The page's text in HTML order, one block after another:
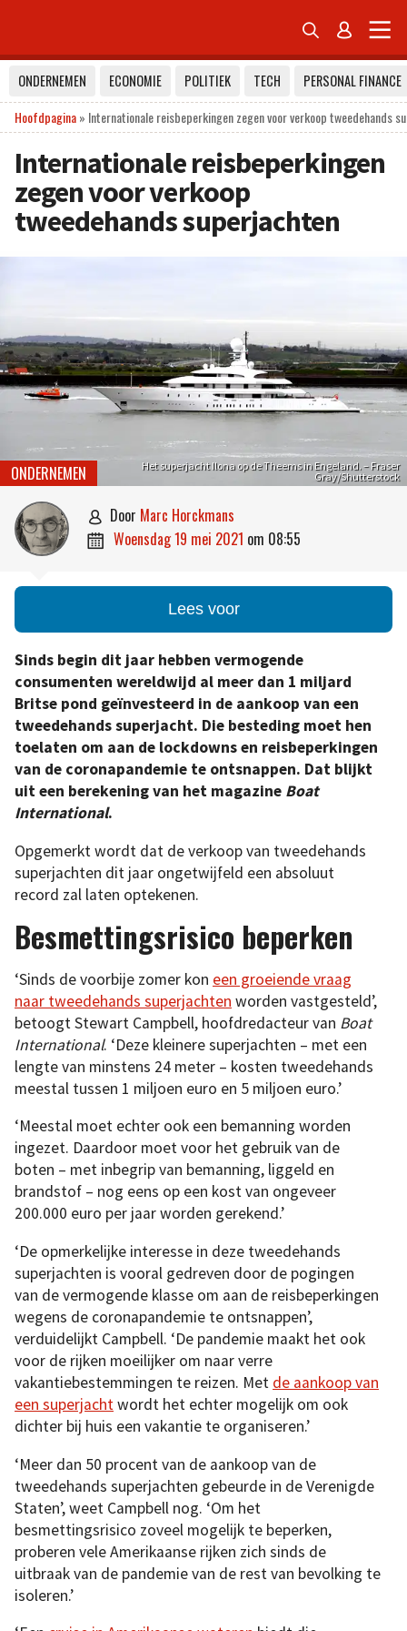
 
ONDERNEMEN ECONOMIE POLITIEK TECH
PERSONAL FINANCE
Hoofdpagina» Internationale reisbeperkingen zegen voor verkoop tweedehands
Internationale reisbeperkingen
zegen voor verkoop
tweedehands superjachten
Het superjacht Ilona op de Theems in Engeland. – Fraser
Gray/Shutterstock
ONDERNEMEN
 door Marc Horckmans
 woensdag 19 mei 2021 om 08:55
Lees voor
Sinds begin dit jaar hebben vermogende
consumenten wereldwijd al meer dan 1 miljard
Britse pond geïnvesteerd in de aankoop van een
tweedehands superjacht. Die besteding moet hen
toelaten om aan de lockdowns en reisbeperkingen
van de coronapandemie te ontsnappen. Dat blijkt
uit een berekening van het magazine Boat
International.
Opgemerkt wordt dat de verkoop van tweedehands
superjachten dit jaar ongetwijfeld een absoluut
record zal laten optekenen.
Besmettingsrisico beperken
‘Sinds de voorbije zomer kon een groeiende vraag
naar tweedehands superjachten worden vastgesteld’,
betoogt Stewart Campbell, hoofdredacteur van Boat
International. ‘Deze kleinere superjachten – met een
lengte van minstens 24 meter – kosten tweedehands
meestal tussen 1 miljoen euro en 5 miljoen euro.’
‘Meestal moet echter ook een bemanning worden
ingezet. Daardoor moet voor het gebruik van de
boten – met inbegrip van bemanning, liggeld en
brandstof – nog eens op een kost van ongeveer
200.000 euro per jaar worden gerekend.’
‘De opmerkelijke interesse in deze tweedehands
superjachten is vooral gedreven door de pogingen
van de vermogende klasse om aan de reisbeperkingen
wegens de coronapandemie te ontsnappen’,
verduidelijkt Campbell. ‘De pandemie maakt het ook
voor de rijken moeilijker om naar verre
vakantiebestemmingen te reizen. Met de aankoop van
een superjachtwordt het echter mogelijk om ook
dichter bij huis een vakantie te organiseren.’
‘Meer dan 50 procent van de aankoop van de
tweedehands superjachten gebeurde in de Verenigde
Staten’, weet Campbell nog. ‘Om het
besmettingsrisico zoveel mogelijk te beperken,
proberen vele Amerikaanse rijken zich sinds de
uitbraak van de pandemie van de rest van bevolking te
isoleren.’